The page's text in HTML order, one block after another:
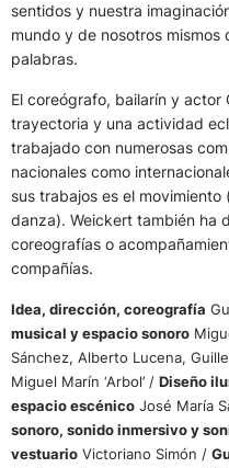
sentidos y nuestra
mundo y de nosotros
palabras.
El coreógrafo, bailarín y actor
trayectoria y una actividad
trabajado con numerosas
nacionales como
sus trabajos es el
danza). Weickert también ha
coreografías o
compañías.
Idea, dirección, coreografía
musical y espacio sonoro
Sánchez, Alberto Lucena,
Miguel Marín ‘Arbol’ / Diseño
espacio escénico José María
sonoro, sonido inmersivo y
vestuario Victoriano Simón /